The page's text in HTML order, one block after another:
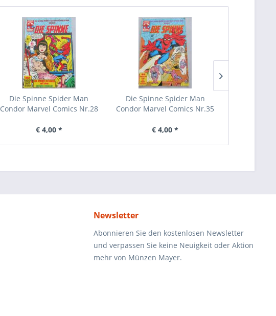
Die Spinne Spider Man
Condor Marvel Comics Nr.28
€ 4,00 *
Die Spinne Spider Man
Condor Marvel Comics Nr.35
€ 4,00 *
Newsletter
Abonnieren Sie den kostenlosen Newsletter
und verpassen Sie keine Neuigkeit oder Aktion
mehr von Münzen Mayer.